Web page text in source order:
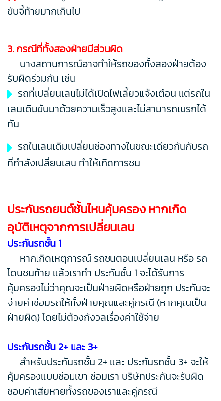
ขับจี้ท้ายมากเกินไป
3. กรณีที่ทั้งสองฝ่ายมีส่วนผิด
บางสถานการณ์อาจทำให้รถของทั้งสองฝ่ายต้อง
รับผิดร่วมกัน เช่น
รถที่เปลี่ยนเลนไม่ได้เปิดไฟเลี้ยวแจ้งเตือน แต่รถใน
เลนเดิมขับมาด้วยความเร็วสูงและไม่สามารถเบรกได้
ทัน
รถในเลนเดิมเปลี่ยนช่องทางในขณะเดียวกันกับรถ
ที่กำลังเปลี่ยนเลน ทำให้เกิดการชน
ประกันรถยนต์ชั้นไหนคุ้มครอง หากเกิด
อุบัติเหตุจากการเปลี่ยนเลน
ประกันรถชั้น 1
หากเกิดเหตุการณ์ รถชนตอนเปลี่ยนเลน หรือ รถ
โดนชนท้าย แล้วเราทำ ประกันชั้น 1 จะได้รับการ
คุ้มครองไม่ว่าคุณจะเป็นฝ่ายผิดหรือฝ่ายถูก ประกันจะ
จ่ายค่าซ่อมรถให้ทั้งฝ่ายคุณและคู่กรณี (หากคุณเป็น
ฝ่ายผิด) โดยไม่ต้องกังวลเรื่องค่าใช้จ่าย
ประกันรถชั้น 2+ และ 3+
สำหรับประกันรถชั้น 2+ และ ประกันรถชั้น 3+ จะให้
คุ้มครองแบบซ่อมเขา ซ่อมเรา บริษัทประกันจะรับผิด
ชอบค่าเสียหายทั้งรถของเราและคู่กรณี